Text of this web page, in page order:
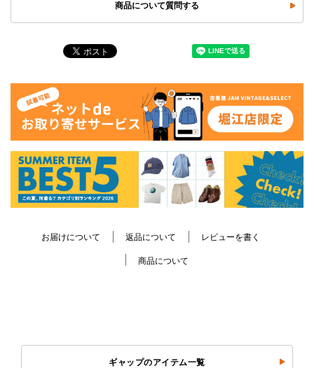
商品について質問する
お届けについて 返品について レビューを書く
商品について
ギャップのアイテム一覧